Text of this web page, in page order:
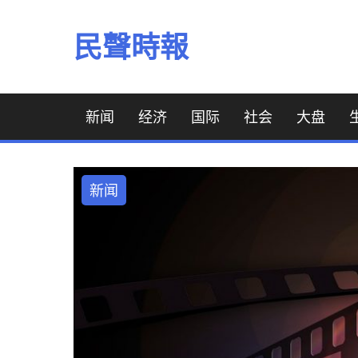
民聲時報
新闻 经济 国际 社会 大盘
新闻